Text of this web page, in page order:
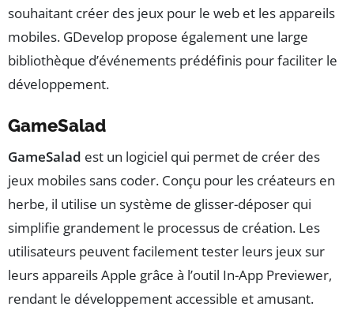
souhaitant créer des jeux pour le web et les appareils
mobiles. GDevelop propose également une large
bibliothèque d’événements prédéfinis pour faciliter le
développement.
GameSalad
GameSalad est un logiciel qui permet de créer des
jeux mobiles sans coder. Conçu pour les créateurs en
herbe, il utilise un système de glisser-déposer qui
simplifie grandement le processus de création. Les
utilisateurs peuvent facilement tester leurs jeux sur
leurs appareils Apple grâce à l’outil In-App Previewer,
rendant le développement accessible et amusant.